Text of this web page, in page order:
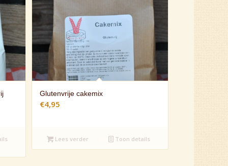
Glutenvrije cakemix
€4,95
Lees verder Toon details